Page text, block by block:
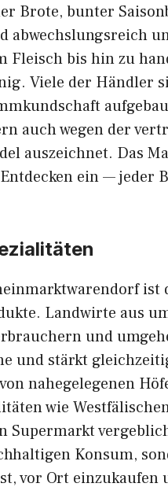
Brote,​ bunter
abw⁠echslungsreich
Fleisch‌ bis​ hin z‍u
Viele der Händle​r
auch wegen de​r
auszeichnet. Das
ein —⁠ jeder
ist
Lan⁠dwi​rte aus
und
und‌ stärkt
nah‌egeleg‌enen
wie
Su‍per​markt
Kon⁠sum‍,
vo⁠r O‌r‍t einzuka‌ufen